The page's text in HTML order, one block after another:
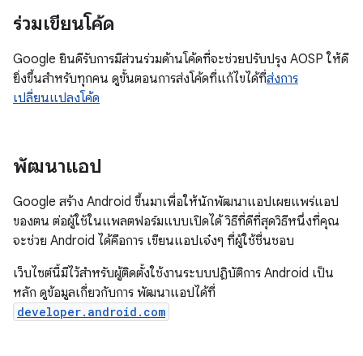
ร่วมเขียนโค้ด
Google ยินดีรับการมีส่วนร่วมด้านโค้ดที่จะช่วยปรับปรุง AOSP ให้ดี
ยิ่งขึ้นสำหรับทุกคน ดูขั้นตอนการส่งโค้ดที่แก้ไขได้ที่ส่งการ
เปลี่ยนแปลงโค้ด
พัฒนาแอป
Google สร้าง Android ขึ้นมาเพื่อให้นักพัฒนาแอปเผยแพร่แอป
ของตน ต่อผู้ใช้ในแพลตฟอร์มแบบเปิดได้ วิธีที่ดีที่สุดวิธีหนึ่งที่คุณ
จะช่วย Android ได้คือการ เขียนแอปเจ๋งๆ ที่ผู้ใช้ชื่นชอบ
เว็บไซต์นี้มีไว้สำหรับผู้ติดตั้งใช้งานระบบปฏิบัติการ Android เป็น
หลัก ดูข้อมูลเกี่ยวกับการ พัฒนาแอปได้ที่
developer.android.com